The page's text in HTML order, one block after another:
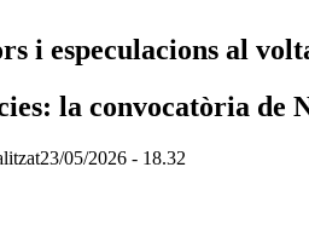
i especulacions al
la convocatòria
23/05/2026 - 18.32